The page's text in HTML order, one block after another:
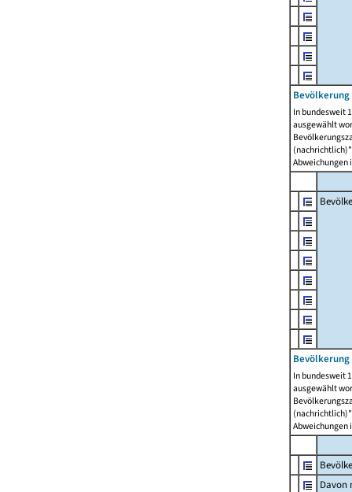
In bundesweit
ausgewählt
Abweichungen
In bundesweit
ausgewählt
Abweichungen
Davon